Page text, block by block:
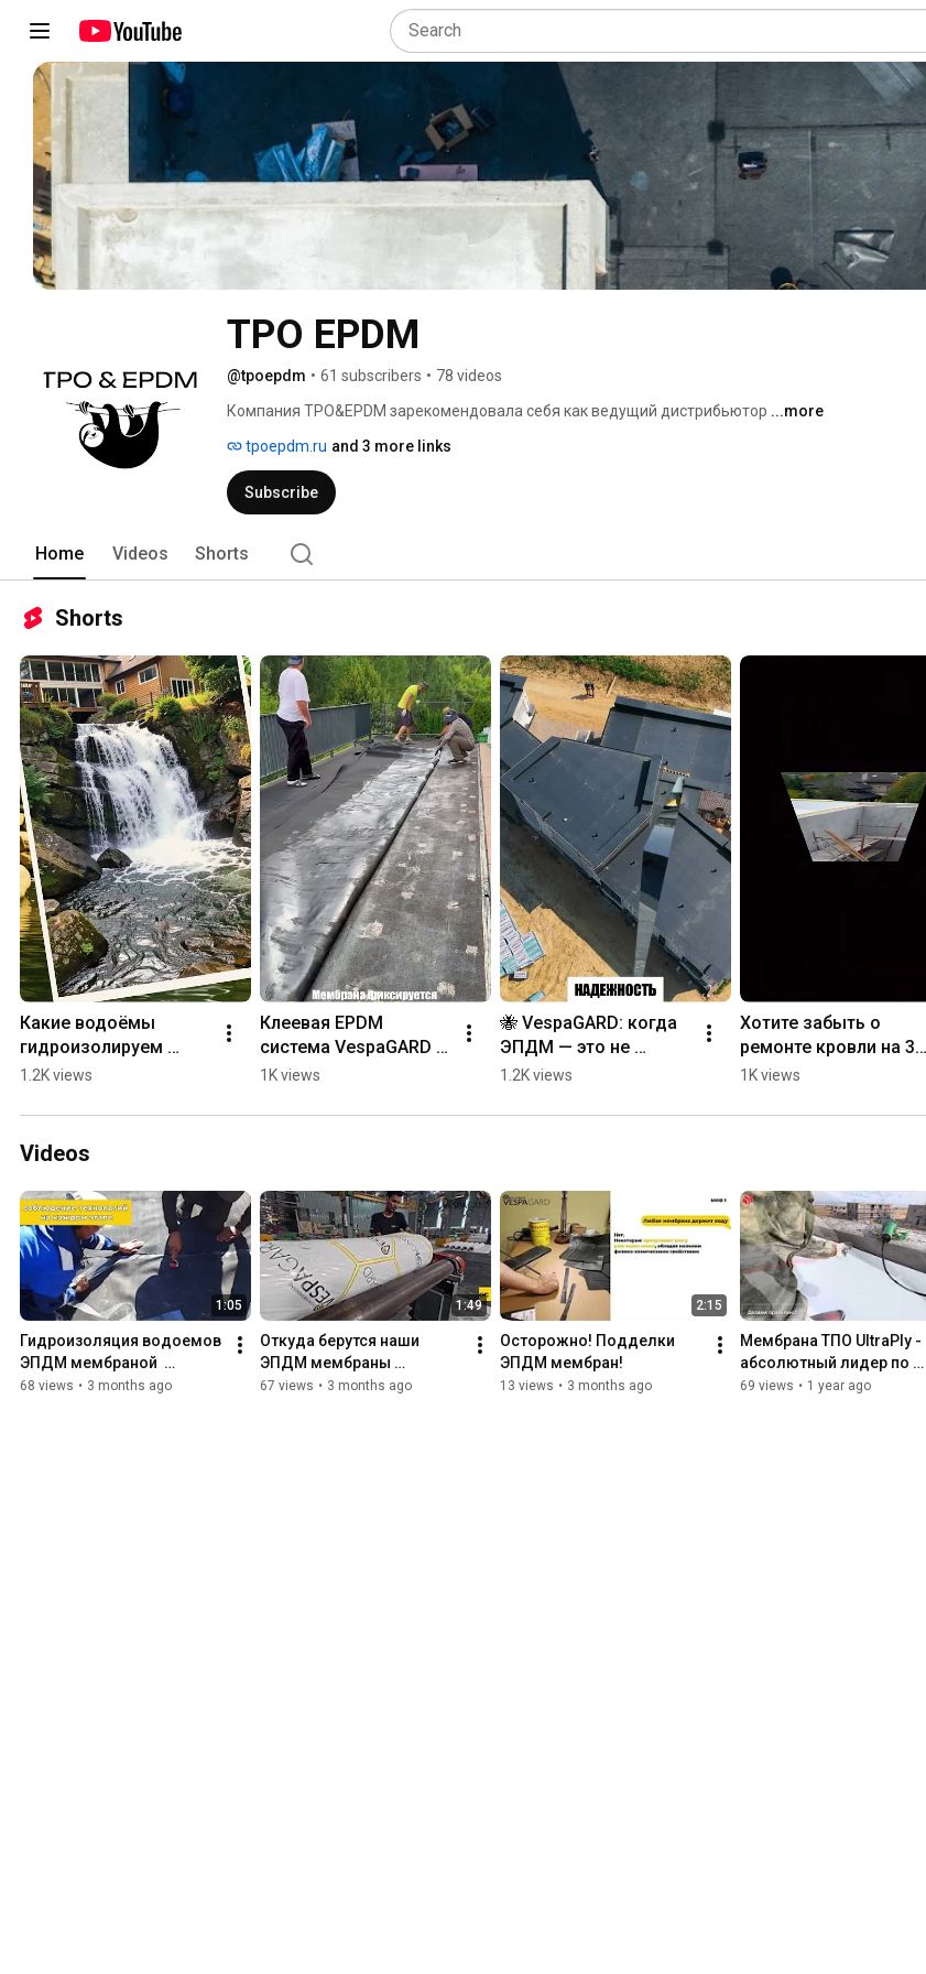
TPO EPDM
@tpoepdm • 61 subscribers • 78 videos
Компания TPO&EPDM зарекомендовала себя как ведущий дистрибьютор ...more
tpoepdm.ru and 3 more links
Subscribe
Home Videos Shorts
Shorts
Какие водоёмы
гидроизолируем
ЭПДМ?
#vespagard
#строительстводоём
а  #строительстпруда
1.2K views
Клеевая EPDM
система VespaGARD
балкона
#VespaGARD #epdm
1K views
🐝 VespaGARD: когда
ЭПДМ — это не
просто мембрана, а
система.
1.2K views
Хотите забыть о
ремонте кровли на 30
лет? #гидроизоляция
#плоскаякровля
1K views
Videos
1:05
Гидроизоляция водоемов
ЭПДМ мембраной
VespaGARD / ВеспаГАРД
68 views • 3 months ago
1:49
Откуда берутся наши
ЭПДМ мембраны
VespaGARD и почему мы
67 views • 3 months ago
2:15
Осторожно! Подделки
ЭПДМ мембран!
13 views • 3 months ago
Мембрана ТПО UltraPly -
абсолютный лидер по
долговечности на рынке
69 views • 1 year ago